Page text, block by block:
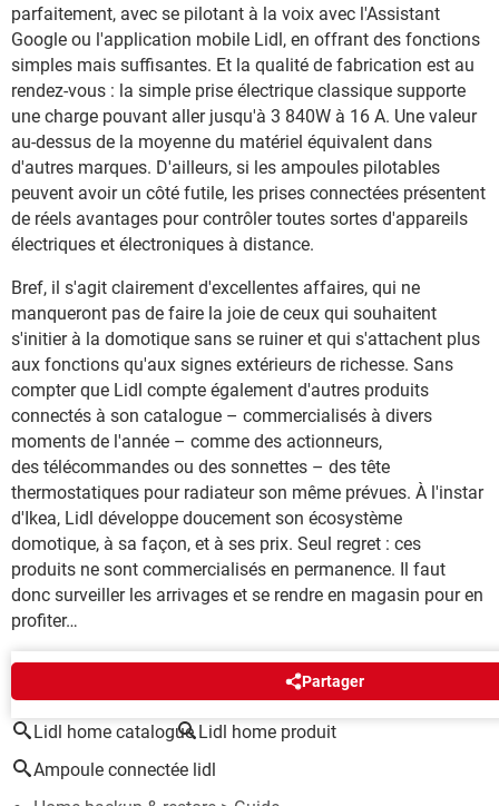
parfaitement, avec se pilotant à la voix avec l'Assistant
Google ou l'application mobile Lidl, en offrant des fonctions
simples mais suffisantes. Et la qualité de fabrication est au
rendez-vous : la simple prise électrique classique supporte
une charge pouvant aller jusqu'à 3 840W à 16 A. Une valeur
au-dessus de la moyenne du matériel équivalent dans
d'autres marques. D'ailleurs, si les ampoules pilotables
peuvent avoir un côté futile, les prises connectées présentent
de réels avantages pour contrôler toutes sortes d'appareils
électriques et électroniques à distance.
Bref, il s'agit clairement d'excellentes affaires, qui ne
manqueront pas de faire la joie de ceux qui souhaitent
s'initier à la domotique sans se ruiner et qui s'attachent plus
aux fonctions qu'aux signes extérieurs de richesse. Sans
compter que Lidl compte également d'autres produits
connectés à son catalogue – commercialisés à divers
moments de l'année – comme des actionneurs,
des télécommandes ou des sonnettes – des tête
thermostatiques pour radiateur son même prévues. À l'instar
d'Ikea, Lidl développe doucement son écosystème
domotique, à sa façon, et à ses prix. Seul regret : ces
produits ne sont commercialisés en permanence. Il faut
donc surveiller les arrivages et se rendre en magasin pour en
profiter…
Partager
Lidl home catalogue Lidl home produit
Ampoule connectée lidl